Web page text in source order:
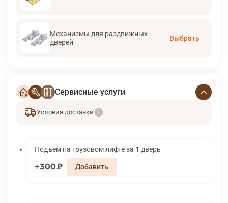
Механизмы для раздвижных
дверей
Выбрать
Сервисные услуги
Условия доставки
Подъем на грузовом лифте за 1 дверь
300₽